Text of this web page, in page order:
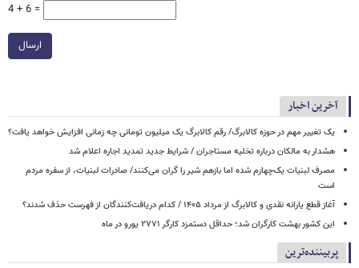
4 + 6 =
ارسال
آخرین اخبار
یک تغییر مهم در حوزه کالابرگ/ رقم کالابرگ یک میلیون تومانی چه زمانی افزایش خواهد یافت؟
هشدار به مالکان درباره تخلیه مستاجران / شرایط جدید تمدید اجاره اعلام شد
مصرف لبنیات یک‌چهارم شده اما بازهم شیر را گران می‌کنند/ صادرات لبنیات، از سفره مردم
است
آغاز قطع یارانه نقدی و کالابرگ از مرداد ۱۴۰۵ / کدام دریافت‌کنندگان از فهرست حذف شدند؟
این کشور بهشت کارگران شد؛ حداقل دستمزد کارگر ۲۷۷۱ یورو در ماه
پربیننده‌ترین